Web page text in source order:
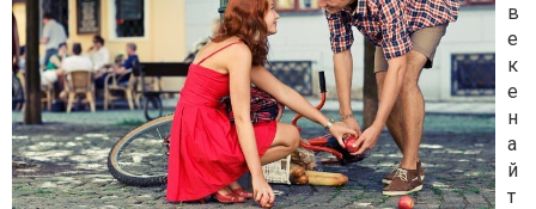
в
е
к
е
н
а
й
т